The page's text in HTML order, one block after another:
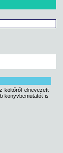
költőről elnevezett
könyvbemutatót is